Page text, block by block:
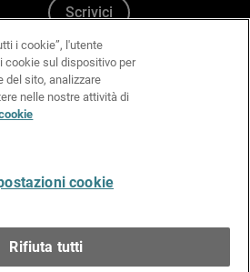
Scrivici
i cookie”, l'utente
cookie sul dispositivo per
del sito, analizzare
nelle nostre attività di
cookie
Rifiuta tutti